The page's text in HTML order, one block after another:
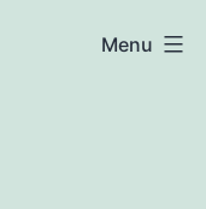
Menu